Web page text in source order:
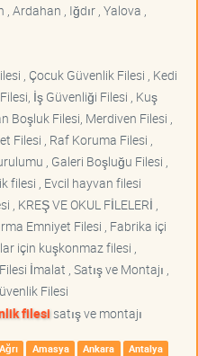
Ardahan , Iğdır , Yalova ,
, Çocuk Güvenlik Filesi , Kedi
İş Güvenliği Filesi , Kuş
Boşluk Filesi, Merdiven Filesi ,
Filesi , Raf Koruma Filesi ,
, Galeri Boşluğu Filesi ,
filesi , Evcil hayvan filesi
KREŞ VE OKUL FİLELERİ ,
Emniyet Filesi , Fabrika içi
için kuşkonmaz filesi ,
İmalat , Satış ve Montajı ,
Filesi
filesisatış ve montajı
Ağrı Amasya Ankara
Antalya